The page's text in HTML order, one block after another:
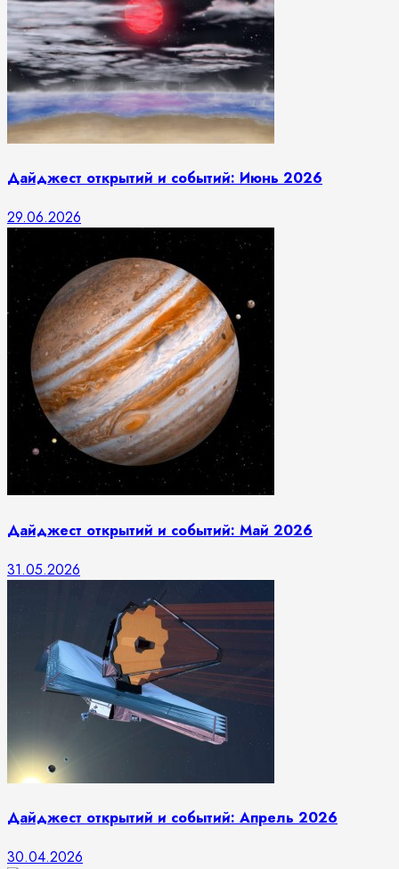
Дайджест открытий и событий: Июнь 2026
29.06.2026
Дайджест открытий и событий: Май 2026
31.05.2026
Дайджест открытий и событий: Апрель 2026
30.04.2026